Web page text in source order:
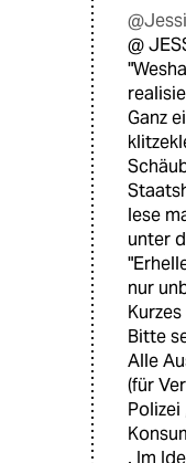
@
Ganz
lese
unter
nur
Bitte
Alle
(für